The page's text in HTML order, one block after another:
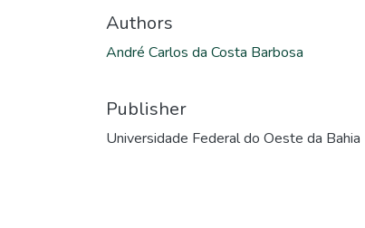
Authors
André Carlos da Costa Barbosa
Publisher
Universidade Federal do Oeste da Bahia